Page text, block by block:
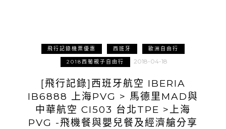
飛行記錄機票優惠 西班牙
歐洲自由行
2018西葡親子自由行
2018-04-18
[飛行記錄]西班牙航空 IBERIA
IB6888 上海PVG > 馬德里MAD與
中華航空 CI503 台北TPE >上海
PVG -飛機餐與嬰兒餐及經濟艙分享